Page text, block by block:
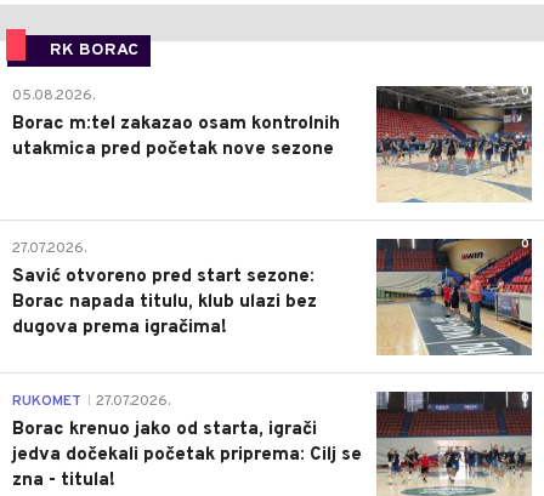
RK BORAC
0
05.08.2026.
Borac m:tel zakazao osam kontrolnih
utakmica pred početak nove sezone
0
27.07.2026.
Savić otvoreno pred start sezone:
Borac napada titulu, klub ulazi bez
dugova prema igračima!
0
RUKOMET 27.07.2026.
Borac krenuo jako od starta, igrači
jedva dočekali početak priprema: Cilj se
zna - titula!